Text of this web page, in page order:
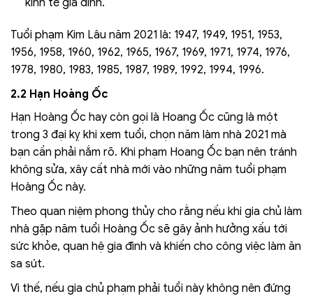
Tuổi phạm Kim Lâu năm 2021 là: 1947, 1949, 1951, 1953,
1956, 1958, 1960, 1962, 1965, 1967, 1969, 1971, 1974, 1976,
1978, 1980, 1983, 1985, 1987, 1989, 1992, 1994, 1996.
2.2 Hạn Hoàng Ốc
Hạn Hoàng Ốc hay còn gọi là Hoang Ốc cũng là một
trong 3 đại kỵ khi xem tuổi, chọn năm làm nhà 2021 mà
bạn cần phải nắm rõ. Khi phạm Hoang Ốc bạn nên tránh
không sửa, xây cất nhà mới vào những năm tuổi phạm
Hoàng Ốc này.
Theo quan niệm phong thủy cho rằng nếu khi gia chủ làm
nhà gặp năm tuổi Hoàng Ốc sẽ gây ảnh hưởng xấu tới
sức khỏe, quan hệ gia đình và khiến cho công việc làm ăn
sa sút.
Vì thế, nếu gia chủ phạm phải tuổi này không nên đứng